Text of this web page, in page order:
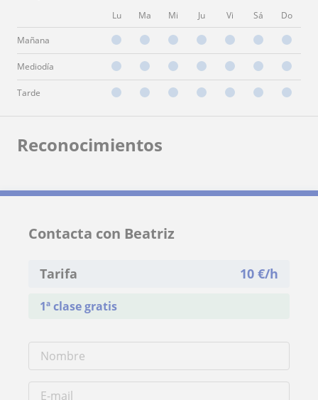
Lu Ma Mi Ju Vi Sá Do
Mañana
Mediodía
Tarde
Reconocimientos
Contacta con Beatriz
Tarifa 10 €/h
1ª clase gratis